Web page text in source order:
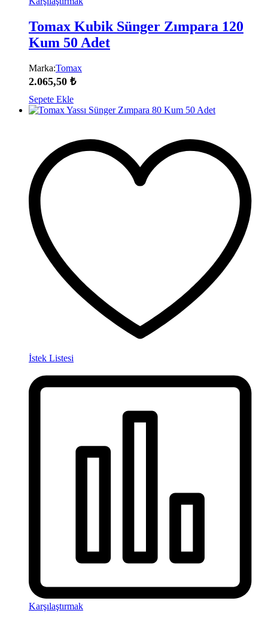
Tomax Kubik Sünger Zımpara 120
Kum 50 Adet
Marka:Tomax
2.065,50 ₺
Sepete Ekle
İstek Listesi
Karşılaştırmak